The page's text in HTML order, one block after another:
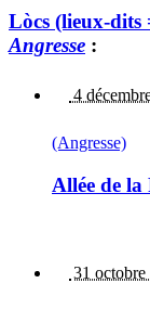
Lòcs (lieux-dits
Angresse :
4
(Angresse)
Allée de la
31 octobre